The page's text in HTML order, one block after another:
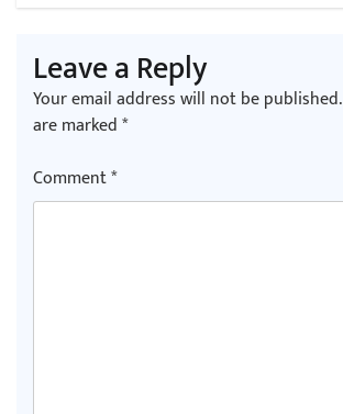
काठमाडौं युथ कन्क्लेभ
Leave a Reply
Your email address will not be published.
are marked*
Comment*